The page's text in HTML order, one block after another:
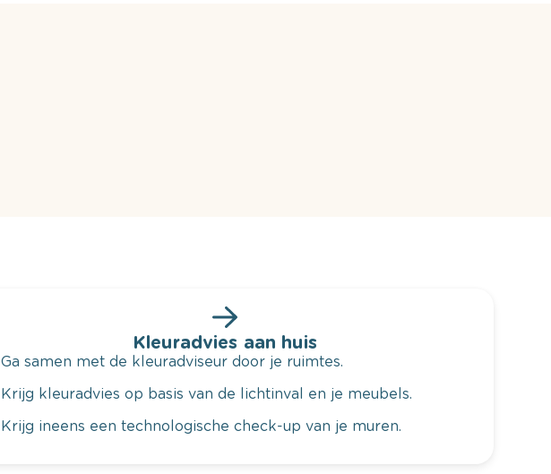
Kleuradvies aan huis
Ga samen met de kleuradviseur door je ruimtes.
Krijg kleuradvies op basis van de lichtinval en je meubels.
Krijg ineens een technologische check-up van je muren.